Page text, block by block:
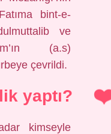
bint-e-
ve
(a.s)
çevrildi.
yaptı?
kimseyle